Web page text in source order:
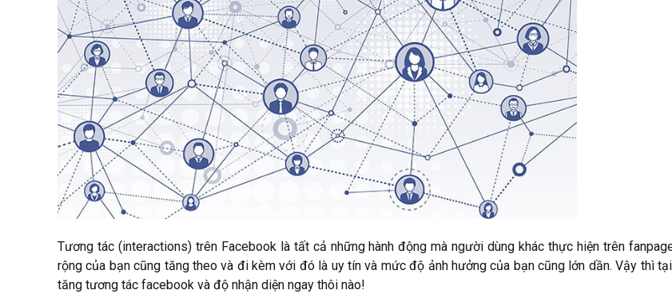
Tương tác (interactions) trên Facebook là tất cả những hành động mà người dùng khác thực hiện trên
rộng của bạn cũng tăng theo và đi kèm với đó là uy tín và mức độ ảnh hưởng của bạn cũng lớn dần. Vậy thì
tăng tương tác facebook và độ nhận diện ngay thôi nào!